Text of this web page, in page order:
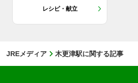
レシピ・献立
JREメディア 木更津駅に関する記事